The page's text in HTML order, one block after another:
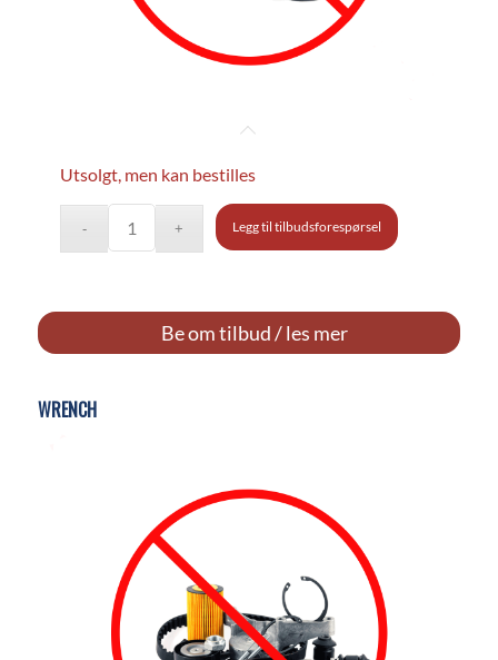
Utsolgt, men kan bestilles
Legg til tilbudsforespørsel
Be om tilbud / les mer
WRENCH